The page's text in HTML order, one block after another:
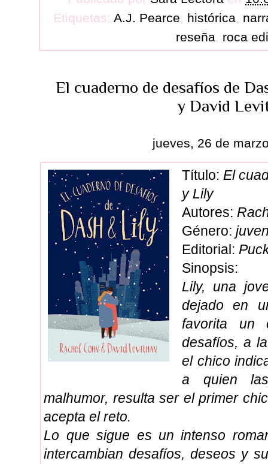
Etiquetas:A.J. Pearce, histórica,
reseña, roca
El cuaderno de desafíos de
y David
jueves, 26 de
Título: El
y Lily
Autores:
Género:
Editorial:
Sinopsis:
Lily, una
dejado en
favorita un
desafíos, a
el chico
a quien
malhumor, resulta ser el primer
acepta el reto.
Lo que sigue es un intenso
intercambian desafíos, deseos y